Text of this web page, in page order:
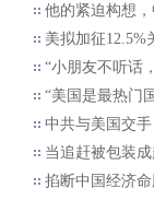
他的紧迫构想
美拟加征12.5%
“小朋友不听话
“美国是最热门
中共与美国交
当追赶被包装
掐断中国经济